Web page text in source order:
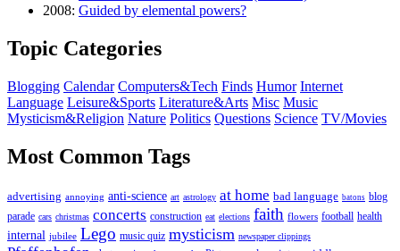
2008: Guided by elemental powers?
Topic Categories
Blogging Calendar Computers&Tech Finds Humor Internet
Language Leisure&Sports Literature&Arts Misc Music
Mysticism&Religion Nature Politics Questions Science TV/Movies
Most Common Tags
advertising annoying anti-science art astrology at home bad language batons blog
parade cars christmas concerts construction eat elections faith flowers football health
internal jubilee Lego music quiz mysticism newspaper clippings